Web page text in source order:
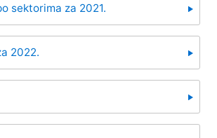
sektorima za 2021.
2022.